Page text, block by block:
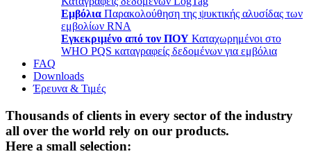
Εμβόλια Παρακολούθηση της ψυκτικής αλυσίδας των
εμβολίων RNA
Εγκεκριμένο από τον ΠΟΥ Καταχωρημένοι στο
WHO PQS καταγραφείς δεδομένων για εμβόλια
FAQ
Downloads
Έρευνα & Τιμές
Thousands of clients in every sector of the industry
all over the world rely on our products.
Here a small selection: